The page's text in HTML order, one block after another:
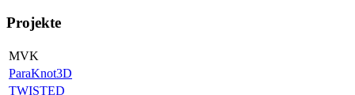
Projekte
MVK
ParaKnot3D
TWISTED